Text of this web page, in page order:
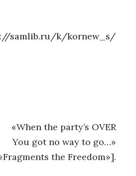
samlib.ru/k/kornew_s/
«When the party’s OVER
You got no way to go…»
the Freedom»].